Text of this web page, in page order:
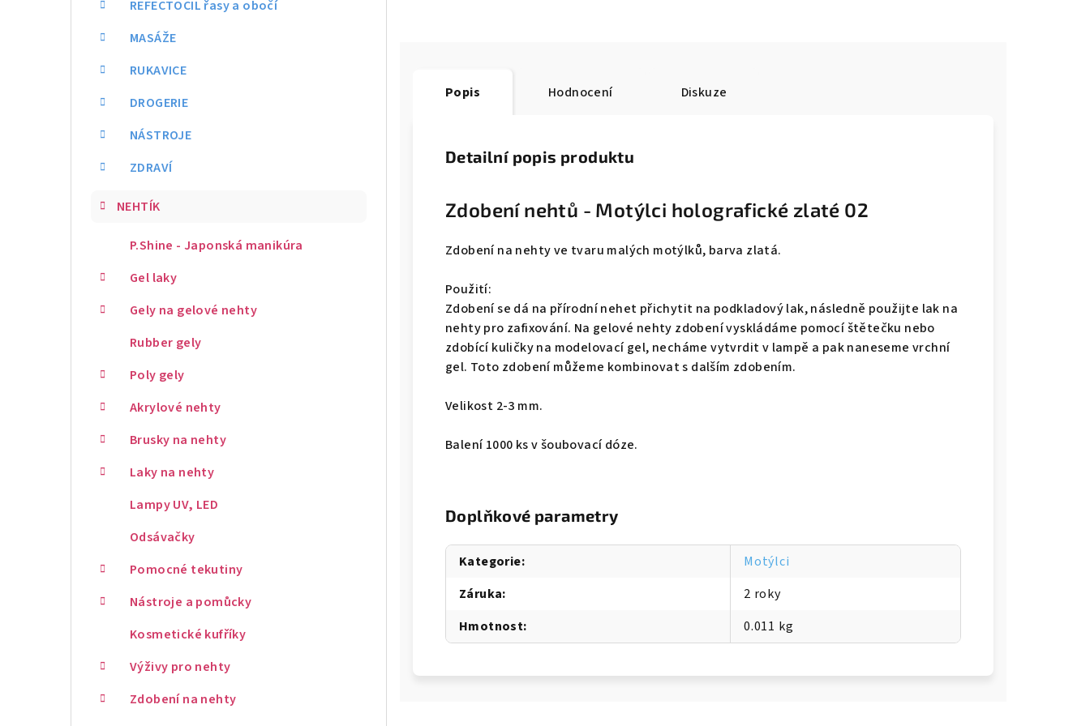
REFECTOCIL řasy a obočí
MASÁŽE
RUKAVICE
DROGERIE
NÁSTROJE
ZDRAVÍ
NEHTÍK
P.Shine - Japonská manikúra
Gel laky
Gely na gelové nehty
Rubber gely
Poly gely
Akrylové nehty
Brusky na nehty
Laky na nehty
Lampy UV, LED
Odsávačky
Pomocné tekutiny
Nástroje a pomůcky
Kosmetické kufříky
Výživy pro nehty
Zdobení na nehty
Popis Hodnocení Diskuze
Detailní popis produktu
Zdobení nehtů - Motýlci holografické zlaté 02
Zdobení na nehty ve tvaru malých motýlků, barva zlatá.
Použití:
Zdobení se dá na přírodní nehet přichytit na podkladový lak, následně použijte lak na
nehty pro zafixování. Na gelové nehty zdobení vyskládáme pomocí štětečku nebo
zdobící kuličky na modelovací gel, necháme vytvrdit v lampě a pak naneseme vrchní
gel. Toto zdobení můžeme kombinovat s dalším zdobením.
Velikost 2-3 mm.
Balení 1000 ks v šoubovací dóze.
Doplňkové parametry
Kategorie:
Motýlci
Záruka:
2 roky
Hmotnost: 0.011 kg